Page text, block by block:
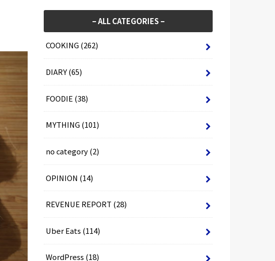
– ALL CATEGORIES –
COOKING(262)
DIARY(65)
FOODIE (38)
MYTHING(101)
no category(2)
OPINION (14)
REVENUE REPORT (28)
Uber Eats (114)
WordPress (18)